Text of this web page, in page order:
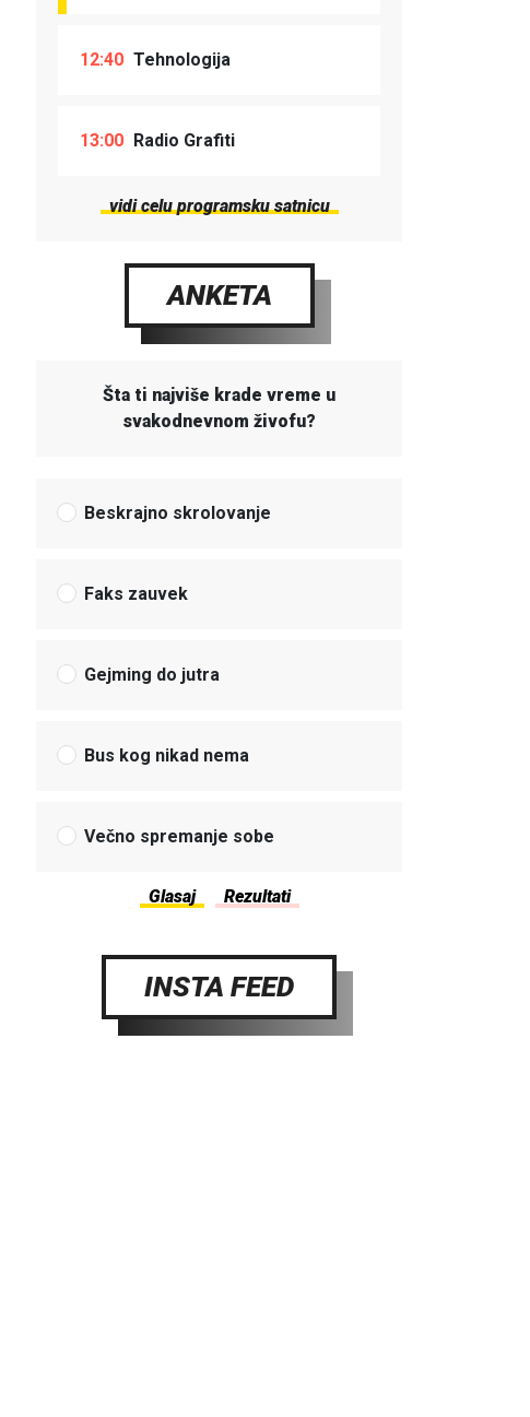
12:40 Tehnologija
13:00 Radio Grafiti
vidi celu programsku satnicu
ANKETA
Šta ti najviše krade vreme u
svakodnevnom živofu?
Beskrajno skrolovanje
Faks zauvek
Gejming do jutra
Bus kog nikad nema
Večno spremanje sobe
INSTA FEED